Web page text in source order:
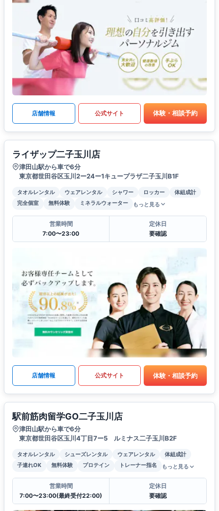
店舗情報 公式サイト 体験・相談予約
ライザップ二子玉川店
津田山駅から車で6分
東京都世田谷区玉川2ー24ー1キュープラザ二子玉川B1F
タオルレンタル ウェアレンタル シャワー ロッカー
体組成計
完全個室
無料体験 ミネラルウォーター もっと見る
営業時間
7:00〜23:00
定休日
要確認
店舗情報 公式サイト 体験・相談予約
駅前筋肉留学GO二子玉川店
津田山駅から車で6分
東京都世田谷区玉川4丁目7ー5 ルミナス二子玉川B2F
タオルレンタル シューズレンタル ウェアレンタル
体組成計
子連れOK
無料体験 プロテイン トレーナー指名 もっと見る
営業時間
7:00〜23:00(最終受付22:00)
定休日
要確認